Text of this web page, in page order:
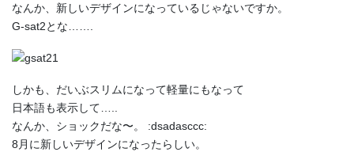
なんか、新しいデザインになっているじゃないですか。
G-sat2とな…….
しかも、だいぶスリムになって軽量にもなって
日本語も表示して…..
なんか、ショックだな〜。 :dsadasccc:
8月に新しいデザインになったらしい。